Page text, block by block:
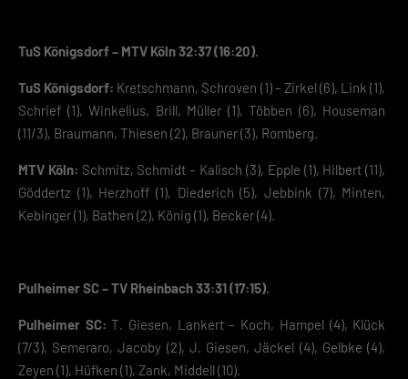
TuS Königsdorf – MTV Köln 32:37 (16:20).
TuS Königsdorf: Kretschmann, Schroven (1) – Zirkel (6), Link (1),
Schrief (1), Winkelius, Brill, Müller (1), Többen (6), Houseman
(11/3), Braumann, Thiesen (2), Brauner (3), Romberg.
MTV Köln: Schmitz, Schmidt – Kalisch (3), Epple (1), Hilbert (11),
Göddertz (1), Herzhoff (1), Diederich (5), Jebbink (7), Minten,
Kebinger (1), Bathen (2), König (1), Becker (4).
Pulheimer SC – TV Rheinbach 33:31 (17:15).
Pulheimer SC: T. Giesen, Lankert – Koch, Hampel (4), Klück
(7/3), Semeraro, Jacoby (2), J. Giesen, Jäckel (4), Gelbke (4),
Zeyen (1), Hüfken (1), Zank, Middell (10).